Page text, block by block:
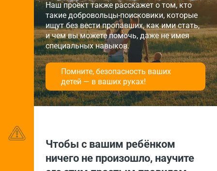
Наш проект также расскажет о том, кто
такие добровольцы-поисковики, которые
ищут без вести пропавших, как ими стать,
и чем вы можете помочь, даже не имея
специальных навыков.
Помните, безопасность ваших
детей — в ваших руках!
Чтобы с вашим ребёнком
ничего не произошло, научите